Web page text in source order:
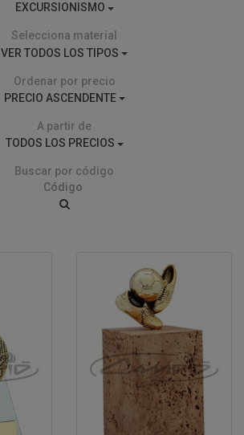
EXCURSIONISMO
Selecciona material
VER TODOS LOS TIPOS
Ordenar por precio
PRECIO ASCENDENTE
A partir de
TODOS LOS PRECIOS
Buscar por código